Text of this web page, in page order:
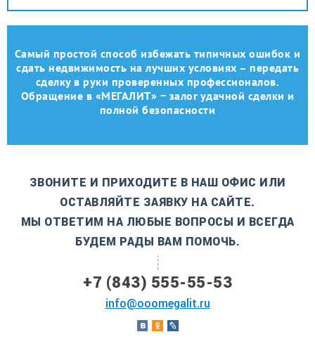
Самый простой способ избежать типичных ошибок и
сдать недвижимость на лучших условиях – передать
сделку в руки проверенных профессионалов.
Обращение в «МЕГАЛИТ» − залог удачной сделки и
полной безопасности
ЗВОНИТЕ И ПРИХОДИТЕ В НАШ ОФИС ИЛИ
ОСТАВЛЯЙТЕ ЗАЯВКУ НА САЙТЕ.
МЫ ОТВЕТИМ НА ЛЮБЫЕ ВОПРОСЫ И ВСЕГДА
БУДЕМ РАДЫ ВАМ ПОМОЧЬ.
+7 (843) 555-55-53
info@ooomegalit.ru